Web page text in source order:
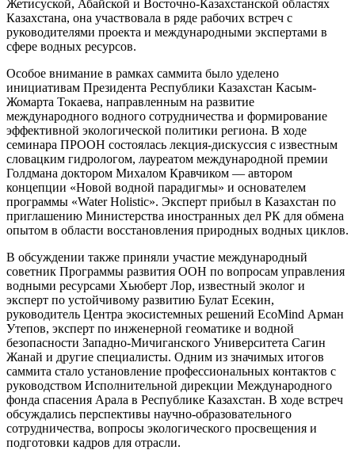
Жетисуской, Абайской и Восточно-Казахстанской областях
Казахстана, она участвовала в ряде рабочих встреч с
руководителями проекта и международными экспертами в
сфере водных ресурсов.
Особое внимание в рамках саммита было уделено
инициативам Президента Республики Казахстан Касым-
Жомарта Токаева, направленным на развитие
международного водного сотрудничества и формирование
эффективной экологической политики региона. В ходе
семинара ПРООН состоялась лекция-дискуссия с известным
словацким гидрологом, лауреатом международной премии
Голдмана доктором Михалом Кравчиком — автором
концепции «Новой водной парадигмы» и основателем
программы «Water Holistic». Эксперт прибыл в Казахстан по
приглашению Министерства иностранных дел РК для обмена
опытом в области восстановления природных водных циклов.
В обсуждении также приняли участие международный
советник Программы развития ООН по вопросам управления
водными ресурсами Хьюберт Лор, известный эколог и
эксперт по устойчивому развитию Булат Есекин,
руководитель Центра экосистемных решений EcoMind Арман
Утепов, эксперт по инженерной геоматике и водной
безопасности Западно-Мичиганского Университета Сагин
Жанай и другие специалисты. Одним из значимых итогов
саммита стало установление профессиональных контактов с
руководством Исполнительной дирекции Международного
фонда спасения Арала в Республике Казахстан. В ходе встреч
обсуждались перспективы научно-образовательного
сотрудничества, вопросы экологического просвещения и
подготовки кадров для отрасли.